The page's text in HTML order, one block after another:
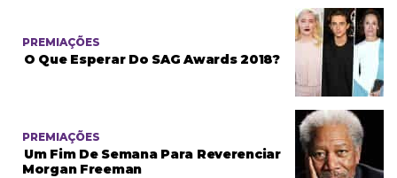
PREMIAÇÕES
O Que Esperar Do SAG Awards 2018?
PREMIAÇÕES
Um Fim De Semana Para Reverenciar
Morgan Freeman